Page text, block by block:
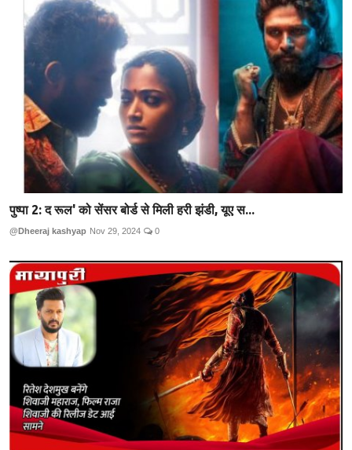
पुष्पा 2: द रूल' को सेंसर बोर्ड से मिली हरी झंडी, यूए स...
@Dheeraj kashyap Nov 29, 2024 0